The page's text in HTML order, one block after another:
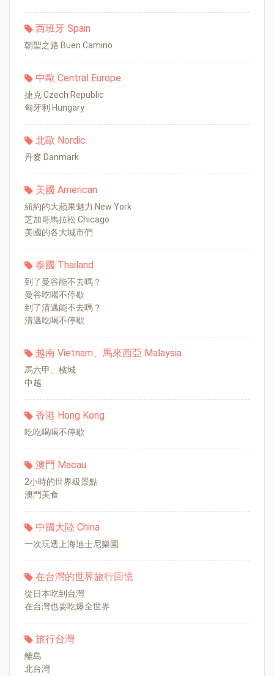
西班牙 Spain
朝聖之路 Buen Camino
中歐 Central Europe
捷克 Czech Republic
匈牙利 Hungary
北歐 Nordic
丹麥 Danmark
美國 American
紐約的大蘋果魅力 New York
芝加哥馬拉松 Chicago
美國的各大城市們
泰國 Thailand
到了曼谷能不去嗎？
曼谷吃喝不停歇
到了清邁能不去嗎？
清邁吃喝不停歇
越南 Vietnam、馬來西亞 Malaysia
馬六甲、檳城
中越
香港 Hong Kong
吃吃喝喝不停歇
澳門 Macau
2小時的世界級景點
澳門美食
中國大陸 China
一次玩透上海迪士尼樂園
在台灣的世界旅行回憶
從日本吃到台灣
在台灣也要吃爆全世界
旅行台灣
離島
北台灣